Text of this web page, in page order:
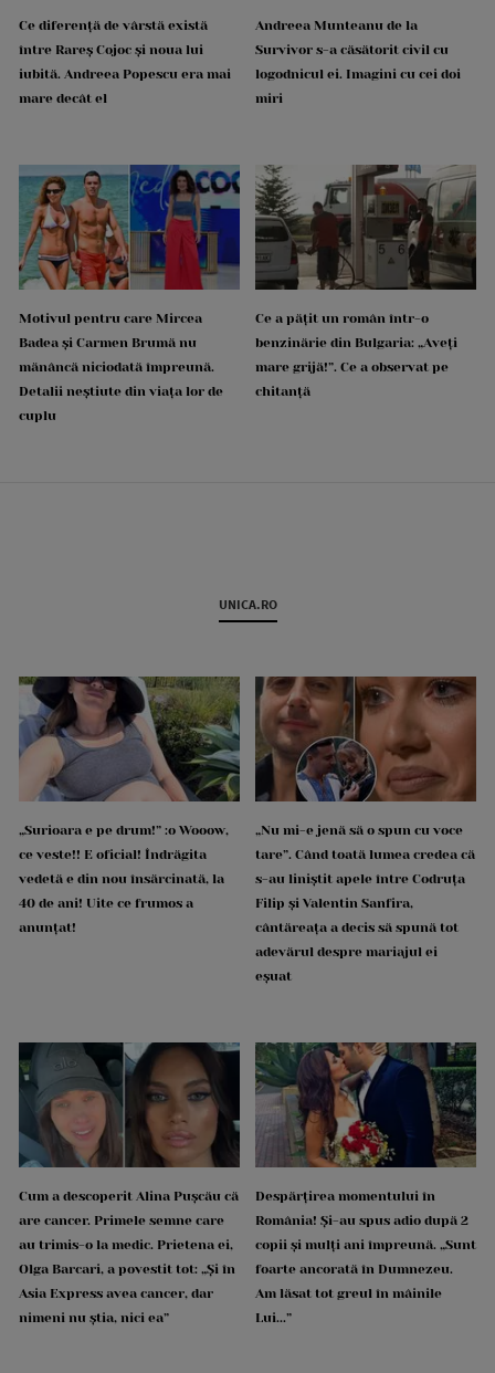
Ce diferență de vârstă există
între Rareș Cojoc și noua lui
iubită. Andreea Popescu era mai
mare decât el
Andreea Munteanu de la
Survivor s-a căsătorit civil cu
logodnicul ei. Imagini cu cei doi
miri
Motivul pentru care Mircea
Badea și Carmen Brumă nu
mănâncă niciodată împreună.
Detalii neștiute din viața lor de
cuplu
Ce a pățit un român într-o
benzinărie din Bulgaria: „Aveți
mare grijă!”. Ce a observat pe
chitanță
UNICA.RO
„Surioara e pe drum!” :o Wooow,
ce veste!! E oficial! Îndrăgita
vedetă e din nou însărcinată, la
40 de ani! Uite ce frumos a
anunțat!
„Nu mi-e jenă să o spun cu voce
tare”. Când toată lumea credea că
s-au liniștit apele între Codruța
Filip și Valentin Sanfira,
cântăreața a decis să spună tot
adevărul despre mariajul ei
eșuat
Cum a descoperit Alina Pușcău că
are cancer. Primele semne care
au trimis-o la medic. Prietena ei,
Olga Barcari, a povestit tot: „Și în
Asia Express avea cancer, dar
nimeni nu știa, nici ea”
Despărțirea momentului în
România! Și-au spus adio după 2
copii și mulți ani împreună. „Sunt
foarte ancorată în Dumnezeu.
Am lăsat tot greul în mâinile
Lui...”